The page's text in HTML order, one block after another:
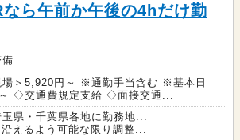
ら午前か午後の4hだけ勤
場＞5,920円～ ※通勤手当含む ※基本日
◇交通費規定支給 ◇面接交通...
県・千葉県各地に勤務地...
えるよう可能な限り調整...